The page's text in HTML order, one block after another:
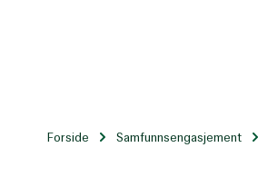
Forside Samfunnsengasjement